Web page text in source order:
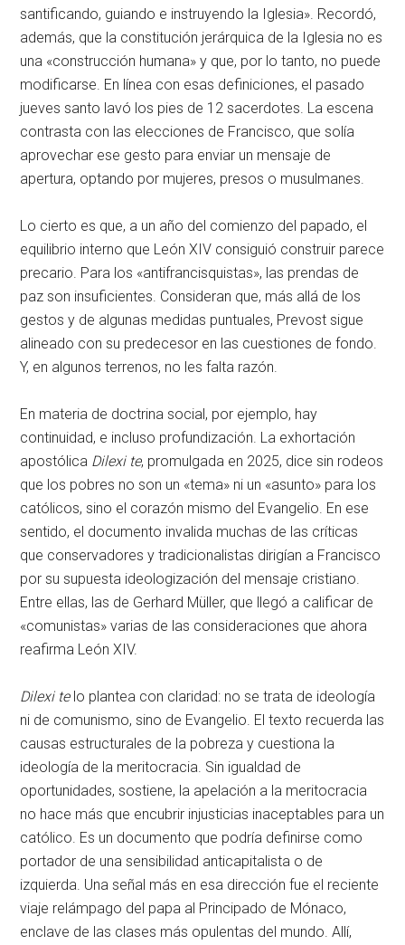
santificando, guiando e instruyendo la Iglesia». Recordó,
además, que la constitución jerárquica de la Iglesia no es
una «construcción humana» y que, por lo tanto, no puede
modificarse. En línea con esas definiciones, el pasado
jueves santo lavó los pies de 12 sacerdotes. La escena
contrasta con las elecciones de Francisco, que solía
aprovechar ese gesto para enviar un mensaje de
apertura, optando por mujeres, presos o musulmanes.
Lo cierto es que, a un año del comienzo del papado, el
equilibrio interno que León XIV consiguió construir parece
precario. Para los «antifrancisquistas», las prendas de
paz son insuficientes. Consideran que, más allá de los
gestos y de algunas medidas puntuales, Prevost sigue
alineado con su predecesor en las cuestiones de fondo.
Y, en algunos terrenos, no les falta razón.
En materia de doctrina social, por ejemplo, hay
continuidad, e incluso profundización. La exhortación
apostólica Dilexi te, promulgada en 2025, dice sin rodeos
que los pobres no son un «tema» ni un «asunto» para los
católicos, sino el corazón mismo del Evangelio. En ese
sentido, el documento invalida muchas de las críticas
que conservadores y tradicionalistas dirigían a Francisco
por su supuesta ideologización del mensaje cristiano.
Entre ellas, las de Gerhard Müller, que llegó a calificar de
«comunistas» varias de las consideraciones que ahora
reafirma León XIV.
Dilexi telo plantea con claridad: no se trata de ideología
ni de comunismo, sino de Evangelio. El texto recuerda las
causas estructurales de la pobreza y cuestiona la
ideología de la meritocracia. Sin igualdad de
oportunidades, sostiene, la apelación a la meritocracia
no hace más que encubrir injusticias inaceptables para un
católico. Es un documento que podría definirse como
portador de una sensibilidad anticapitalista o de
izquierda. Una señal más en esa dirección fue el reciente
viaje relámpago del papa al Principado de Mónaco,
enclave de las clases más opulentas del mundo. Allí,